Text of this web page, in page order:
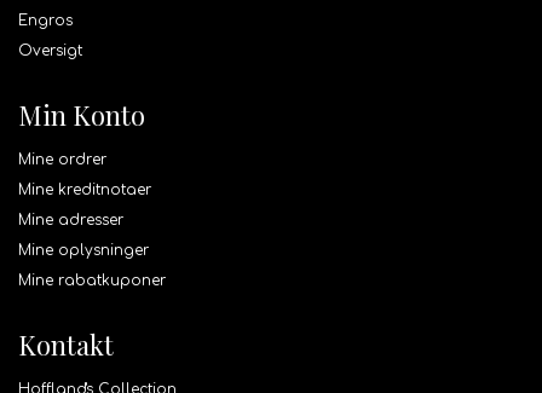
Engros
Oversigt
Min Konto
Mine ordrer
Mine kreditnotaer
Mine adresser
Mine oplysninger
Mine rabatkuponer
Kontakt
Hoffland's Collection